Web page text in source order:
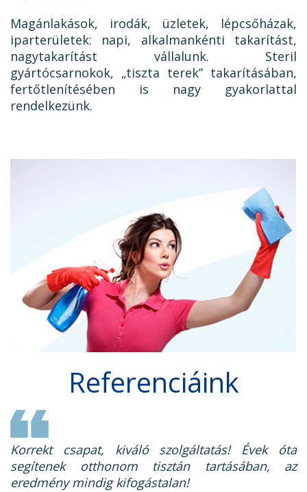
Magánlakások, irodák, üzletek, lépcsőházak,
iparterületek: napi, alkalmankénti takarítást,
nagytakarítást vállalunk. Steril
gyártócsarnokok, „tiszta terek” takarításában,
fertőtlenítésében is nagy gyakorlattal
rendelkezünk.
Referenciáink
Korrekt csapat, kiváló szolgáltatás! Évek óta
segítenek otthonom tisztán tartásában, az
eredmény mindig kifogástalan!